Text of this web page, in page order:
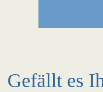
Gefällt es